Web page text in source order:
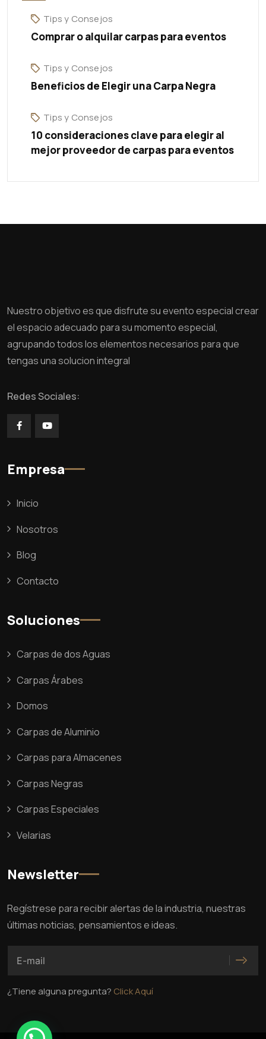
Tips y Consejos
Comprar o alquilar carpas para eventos
Tips y Consejos
Beneficios de Elegir una Carpa Negra
Tips y Consejos
10 consideraciones clave para elegir al
mejor proveedor de carpas para eventos
Nuestro objetivo es que disfrute su evento especial crear
el espacio adecuado para su momento especial,
agrupando todos los elementos necesarios para que
tengas una solucion integral
Redes Sociales:
Empresa
Inicio
Nosotros
Blog
Contacto
Soluciones
Carpas de dos Aguas
Carpas Árabes
Domos
Carpas de Aluminio
Carpas para Almacenes
Carpas Negras
Carpas Especiales
Velarias
Newsletter
Regístrese para recibir alertas de la industria, nuestras
últimas noticias, pensamientos e ideas.
¿Tiene alguna pregunta? Click Aquí